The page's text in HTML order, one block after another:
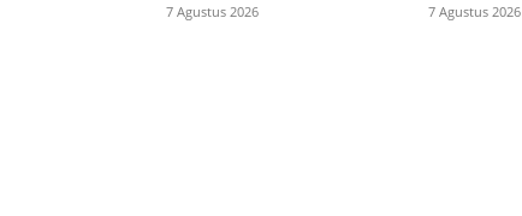
7 Agustus 2026 7 Agustus 2026